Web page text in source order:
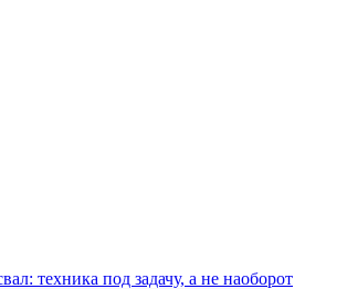
техника под задачу, а не наоборот